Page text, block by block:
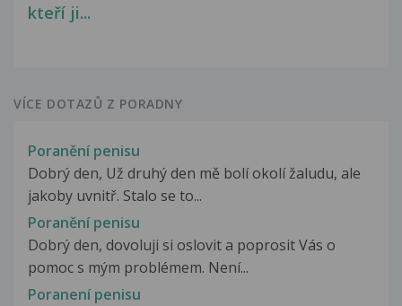
kteří ji...
VÍCE DOTAZŮ Z PORADNY
Poranění penisu
Dobrý den, Už druhý den mě bolí okolí žaludu, ale
jakoby uvnitř. Stalo se to...
Poranění penisu
Dobrý den, dovoluji si oslovit a poprosit Vás o
pomoc s mým problémem. Není...
Poranení penisu